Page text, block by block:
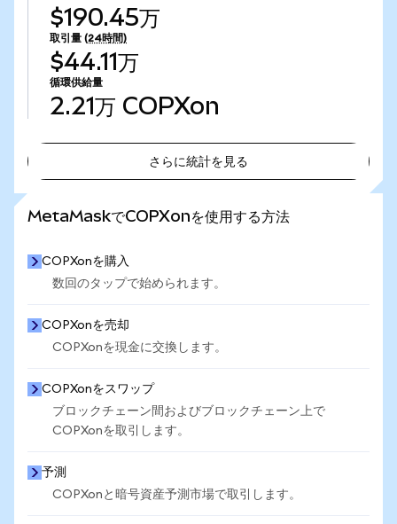
$190.45万
取引量 (24時間)
$44.11万
循環供給量
2.21万 COPXon
さらに統計を見る
MetaMaskでCOPXonを使用する方法
COPXonを購入
数回のタップで始められます。
COPXonを売却
COPXonを現金に交換します。
COPXonをスワップ
ブロックチェーン間およびブロックチェーン上で
COPXonを取引します。
予測
COPXonと暗号資産予測市場で取引します。